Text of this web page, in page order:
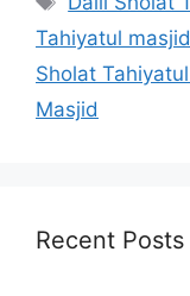
Tahiyatul masjid
Sholat
Masjid
Recent Posts